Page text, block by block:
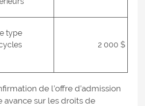
type
2 000 $
de l’offre d’admission
avance sur les droits de